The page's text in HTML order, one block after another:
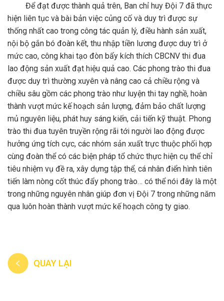
Để đạt được thành quả trên, Ban chỉ huy Đội 7 đã thực
hiện liên tục và bài bản việc củng cố và duy trì được sự
thống nhất cao trong công tác quản lý, điều hành sản xuất,
nội bộ gắn bó đoàn kết, thu nhập tiền lương được duy trì ở
mức cao, công khai tạo đòn bẩy kích thích CBCNV thi đua
lao động sản xuất đạt hiệu quả cao. Các phong trào thi đua
được duy trì thường xuyên và nâng cao cả chiều rộng và
chiều sâu gồm các phong trào như luyện thi tay nghề, hoàn
thành vượt mức kế hoạch sản lượng, đảm bảo chất lượng
mủ nguyên liệu, phát huy sáng kiến, cải tiến kỹ thuật. Phong
trào thi đua tuyên truyền rộng rãi tới người lao động được
hưởng ứng tích cực, các nhóm sản xuất trực thuộc phối hợp
cùng đoàn thể có các biện pháp tổ chức thực hiện cụ thể chỉ
tiêu nhiệm vụ đề ra, xây dựng tập thể, cá nhân điển hình tiên
tiến làm nòng cốt thúc đẩy phong trào… có thể nói đây là một
trong những nguyên nhân giúp đơn vị Đội 7 trong những năm
qua luôn hoàn thành vượt mức kế hoạch công ty giao.
QUAY LẠI